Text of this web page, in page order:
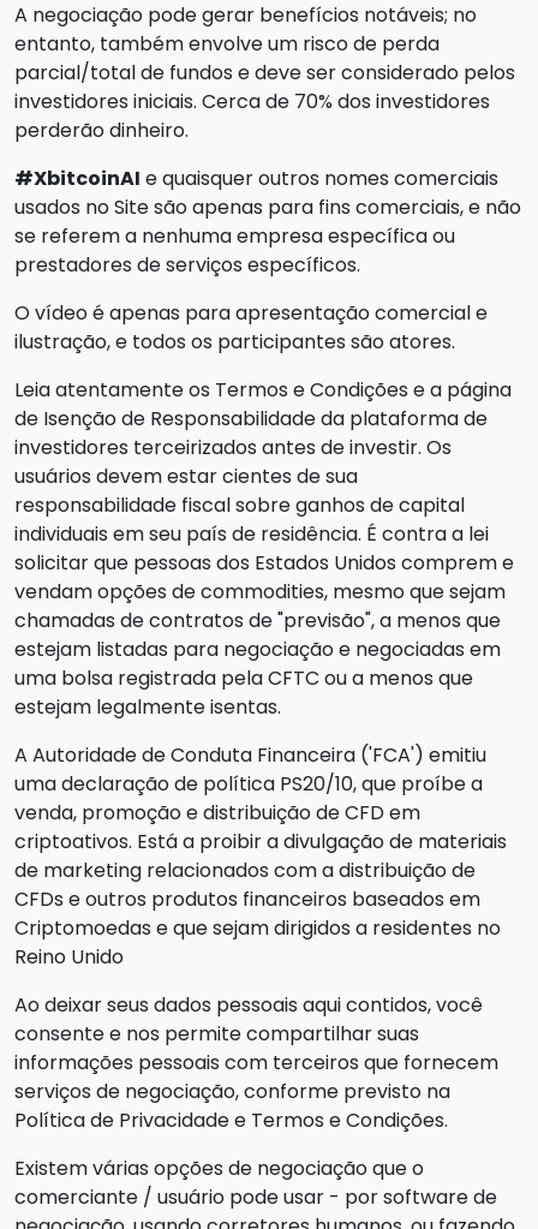
A negociação pode gerar benefícios notáveis; no
entanto, também envolve um risco de perda
parcial/total de fundos e deve ser considerado pelos
investidores iniciais. Cerca de 70% dos investidores
perderão dinheiro.
#XbitcoinAI e quaisquer outros nomes comerciais
usados no Site são apenas para fins comerciais, e não
se referem a nenhuma empresa específica ou
prestadores de serviços específicos.
O vídeo é apenas para apresentação comercial e
ilustração, e todos os participantes são atores.
Leia atentamente os Termos e Condições e a página
de Isenção de Responsabilidade da plataforma de
investidores terceirizados antes de investir. Os
usuários devem estar cientes de sua
responsabilidade fiscal sobre ganhos de capital
individuais em seu país de residência. É contra a lei
solicitar que pessoas dos Estados Unidos comprem e
vendam opções de commodities, mesmo que sejam
chamadas de contratos de "previsão", a menos que
estejam listadas para negociação e negociadas em
uma bolsa registrada pela CFTC ou a menos que
estejam legalmente isentas.
A Autoridade de Conduta Financeira ('FCA') emitiu
uma declaração de política PS20/10, que proíbe a
venda, promoção e distribuição de CFD em
criptoativos. Está a proibir a divulgação de materiais
de marketing relacionados com a distribuição de
CFDs e outros produtos financeiros baseados em
Criptomoedas e que sejam dirigidos a residentes no
Reino Unido
Ao deixar seus dados pessoais aqui contidos, você
consente e nos permite compartilhar suas
informações pessoais com terceiros que fornecem
serviços de negociação, conforme previsto na
Política de Privacidade e Termos e Condições.
Existem várias opções de negociação que o
comerciante / usuário pode usar - por software de